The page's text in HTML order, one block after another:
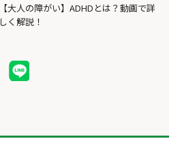
【大人の障がい】ADHDとは？動画で詳
しく解説！